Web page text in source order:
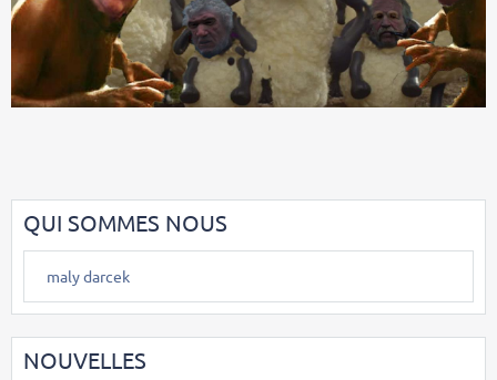
QUI SOMMES NOUS
maly darcek
NOUVELLES